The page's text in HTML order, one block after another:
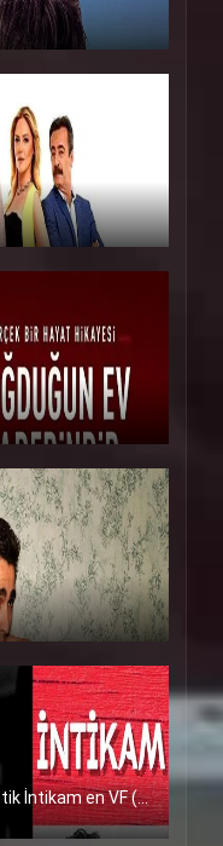
Les Amants Destines – Ask Mantik İntikam en VF (Voix Francaise)